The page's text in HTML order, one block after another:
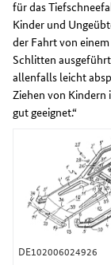
für das
Kinder und
der Fahrt von
Schlitten
allenfalls leicht
Ziehen von Kindern
gut geeignet.“
DE102006024926